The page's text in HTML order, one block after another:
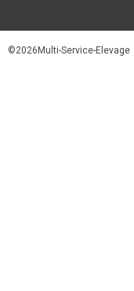
©2026Multi-Service-Elevage